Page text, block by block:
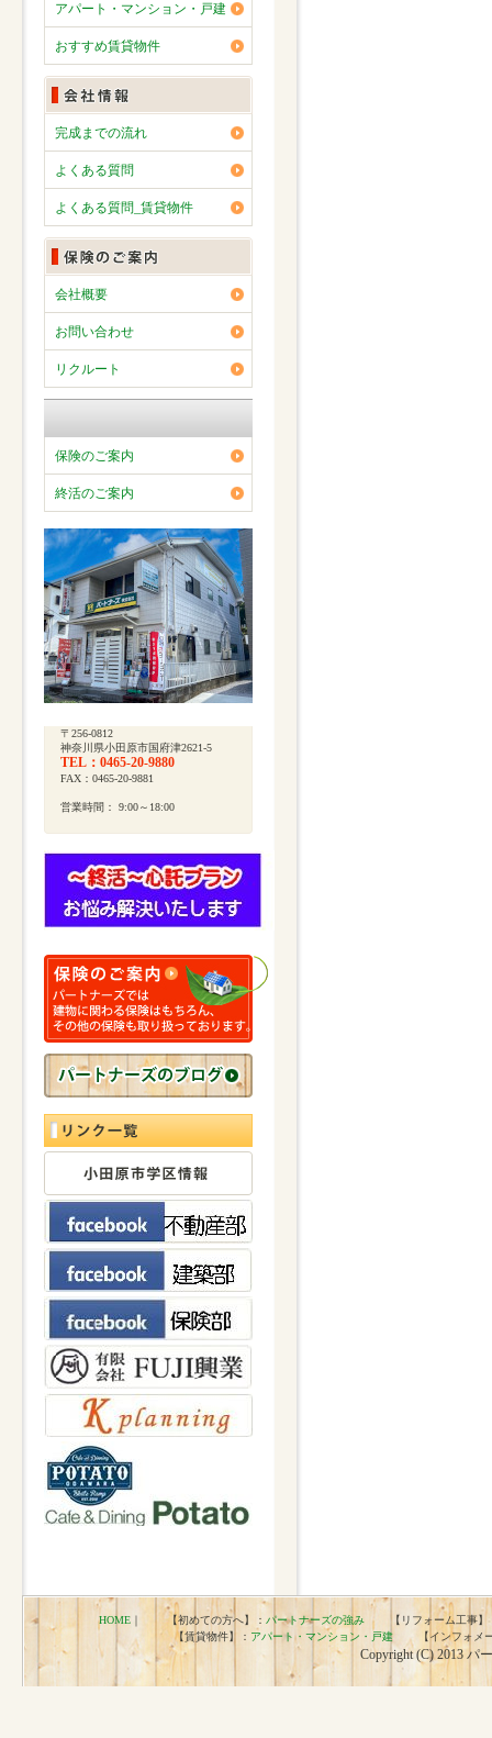
アパート・マンション・戸建
おすすめ賃貸物件
完成までの流れ
よくある質問
よくある質問_賃貸物件
会社概要
お問い合わせ
リクルート
保険のご案内
終活のご案内
〒256-0812
神奈川県小田原市国府津2621-5
TEL：0465-20-9880
FAX：0465-20-9881
営業時間： 9:00～18:00
HOME ｜ 【初めての方へ】： パートナーズの強み 【リフォーム工事】
【賃貸物件】： アパート・マンション・戸建【インフォメー
Copyright (C) 2013 パ